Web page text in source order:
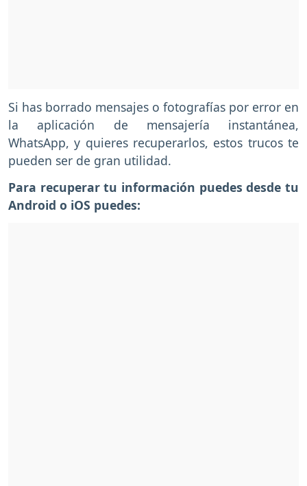
Si has borrado mensajes o fotografías por error en
la aplicación de mensajería instantánea,
WhatsApp, y quieres recuperarlos, estos trucos te
pueden ser de gran utilidad.
Para recuperar tu información puedes desde tu
Android o iOS puedes: